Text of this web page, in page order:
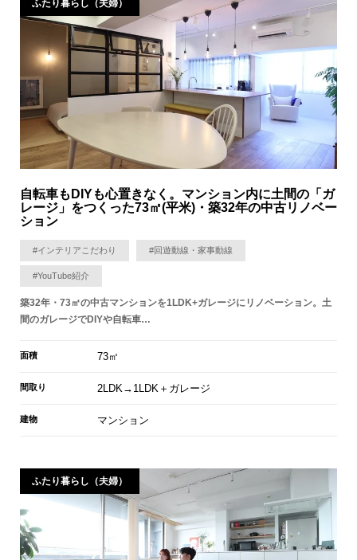
ふたり暮らし（夫婦）
自転車もDIYも心置きなく。マンション内に土間の「ガ
レージ」をつくった73㎡(平米)・築32年の中古リノベー
ション
#インテリアこだわり #回遊動線・家事動線
#YouTube紹介
築32年・73㎡の中古マンションを1LDK+ガレージにリノベーション。土
間のガレージでDIYや自転車…
面積 73㎡
間取り 2LDK→1LDK＋ガレージ
建物 マンション
ふたり暮らし（夫婦）